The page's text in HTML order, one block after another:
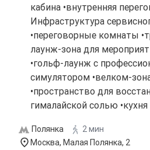
кабина •внутренняя
Инфраструктура
•переговорные комнаты
лаунж-зона для
•гольф-лаунж с
симулятором •велком-
•пространство для
гималайской солью •кухня
Полянка
2 мин
Москва, Малая Полянка, 2